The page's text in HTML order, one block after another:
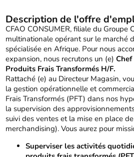
Description de l'offre
CFAO CONSUMER, filiale du Groupe
multinationale opérant sur le marché
spécialisée en Afrique. Pour nous
expansion, nous recrutons un (e)Chef
Produits Frais Transformés H/F.
Rattaché (e) au Directeur Magasin,
la gestion opérationnelle et
Frais Transformés (PFT) dans nos
la supervision des
suivi des ventes et la mise en place
merchandising). Vous aurez pour
Superviser les activités